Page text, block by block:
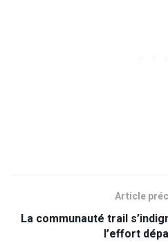
Article
La communauté trail
l’effort